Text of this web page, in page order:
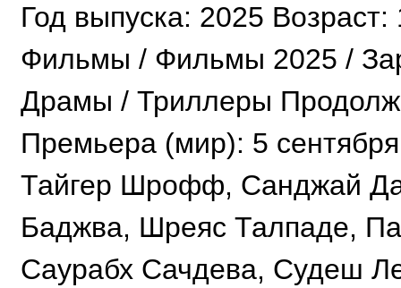
Год выпуска: 2025
Фильмы / Фильмы 2025 /
Драмы / Триллеры
Премьера (мир): 5
Тайгер Шрофф, Санджай
Баджва, Шреяс Талпаде,
Саурабх Сачдева, Судеш